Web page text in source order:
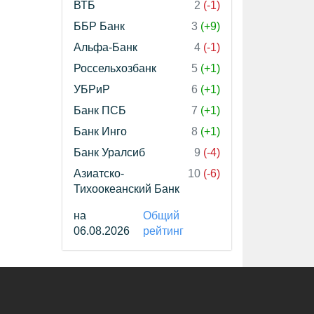
ВТБ
2 (-1)
ББР Банк
3 (+9)
Альфа-Банк
4 (-1)
Россельхозбанк
5 (+1)
УБРиР
6 (+1)
Банк ПСБ
7 (+1)
Банк Инго
8 (+1)
Банк Уралсиб
9 (-4)
Азиатско-
Тихоокеанский Банк
10 (-6)
на
06.08.2026
Общий
рейтинг